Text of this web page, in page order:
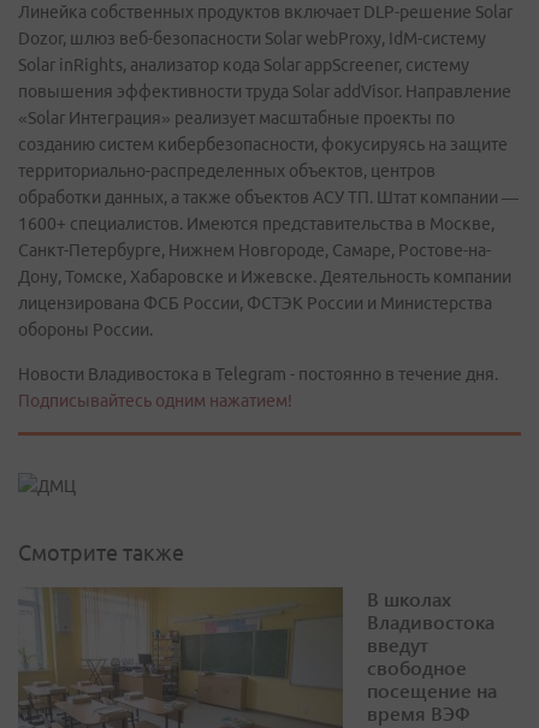
Линейка собственных продуктов включает DLP-решение Solar
Dozor, шлюз веб-безопасности Solar webProxy, IdM-систему
Solar inRights, анализатор кода Solar appScreener, систему
повышения эффективности труда Solar addVisor. Направление
«Solar Интеграция» реализует масштабные проекты по
созданию систем кибербезопасности, фокусируясь на защите
территориально-распределенных объектов, центров
обработки данных, а также объектов АСУ ТП. Штат компании —
1600+ специалистов. Имеются представительства в Москве,
Санкт-Петербурге, Нижнем Новгороде, Самаре, Ростове-на-
Дону, Томске, Хабаровске и Ижевске. Деятельность компании
лицензирована ФСБ России, ФСТЭК России и Министерства
обороны России.
Новости Владивостока в Telegram - постоянно в течение дня.
Подписывайтесь одним нажатием!
Смотрите также
В школах
Владивостока
введут
свободное
посещение на
время ВЭФ